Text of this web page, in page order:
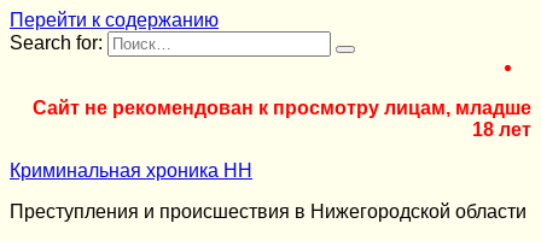
Перейти к содержанию
Search for:
Сайт не рекомендован к просмотру лицам, младше
18 лет
Криминальная хроника НН
Преступления и происшествия в Нижегородской области